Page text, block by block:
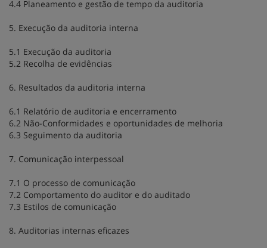
4.4 Planeamento e gestão de tempo da auditoria
5. Execução da auditoria interna
5.1 Execução da auditoria
5.2 Recolha de evidências
6. Resultados da auditoria interna
6.1 Relatório de auditoria e encerramento
6.2 Não-Conformidades e oportunidades de melhoria
6.3 Seguimento da auditoria
7. Comunicação interpessoal
7.1 O processo de comunicação
7.2 Comportamento do auditor e do auditado
7.3 Estilos de comunicação
8. Auditorias internas eficazes